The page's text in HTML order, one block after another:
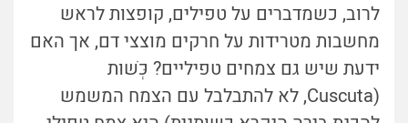
לרוב, כשמדברים על טפילים, קופצות לראש
מחשבות מטרידות על חרקים מוצצי דם, אך האם
ידעת שיש גם צמחים טפיליים? כְּשׁוּת
(Cuscuta, לא להתבלבל עם הצמח המשמש